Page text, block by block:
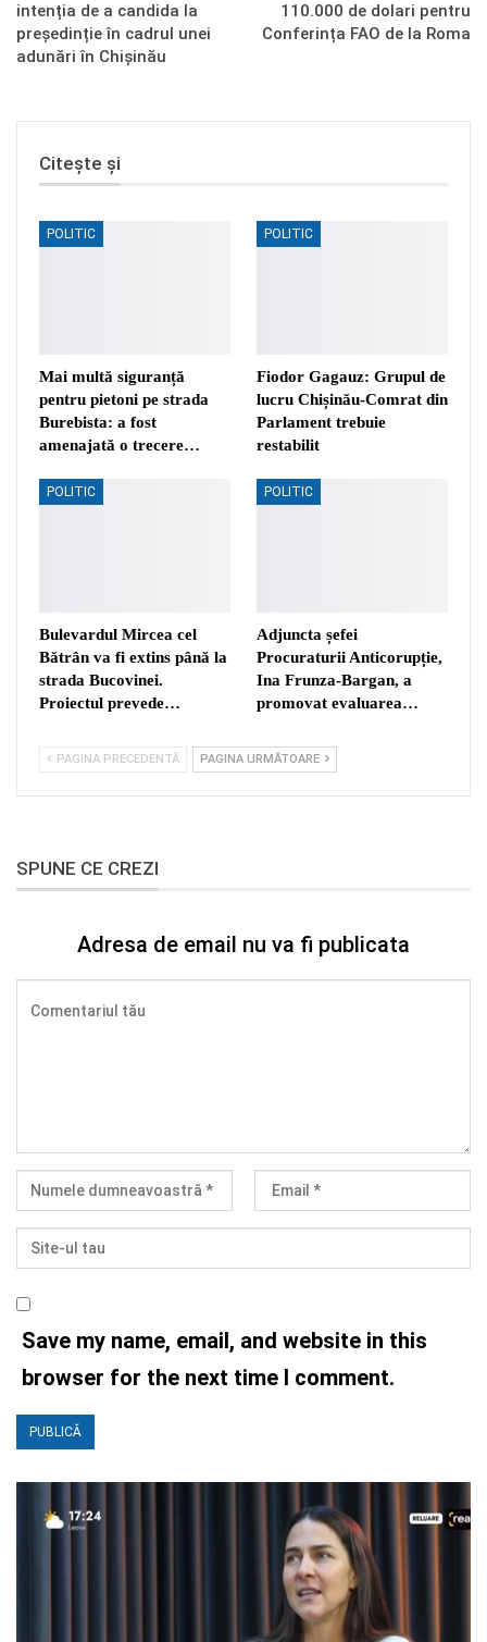
intenția de a candida la
președinție în cadrul unei
adunări în Chișinău
110.000 de dolari pentru
Conferința FAO de la Roma
Citește și
POLITIC
Mai multă siguranță
pentru pietoni pe strada
Burebista: a fost
amenajată o trecere…
POLITIC
Fiodor Gagauz: Grupul de
lucru Chișinău-Comrat din
Parlament trebuie
restabilit
POLITIC
Bulevardul Mircea cel
Bătrân va fi extins până la
strada Bucovinei.
Proiectul prevede…
POLITIC
Adjuncta șefei
Procuraturii Anticorupție,
Ina Frunza-Bargan, a
promovat evaluarea…
PAGINA PRECEDENTĂ PAGINA URMĂTOARE
SPUNE CE CREZI
Adresa de email nu va fi publicata
Save my name, email, and website in this
browser for the next time I comment.